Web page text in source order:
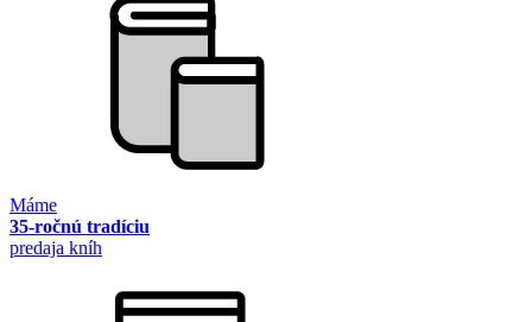
Máme
35-ročnú tradíciu
predaja kníh